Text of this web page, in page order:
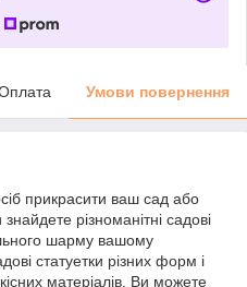
Умови повернення
прикрасити ваш сад або
різноманітні садові
шарму вашому
статуетки різних форм і
матеріалів. Ви можете